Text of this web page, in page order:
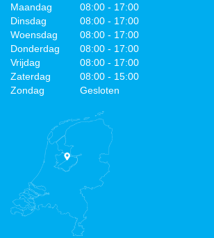
Maandag
08:00 - 17:00
Dinsdag
08:00 - 17:00
Woensdag
08:00 - 17:00
Donderdag
08:00 - 17:00
Vrijdag
08:00 - 17:00
Zaterdag
08:00 - 15:00
Zondag
Gesloten